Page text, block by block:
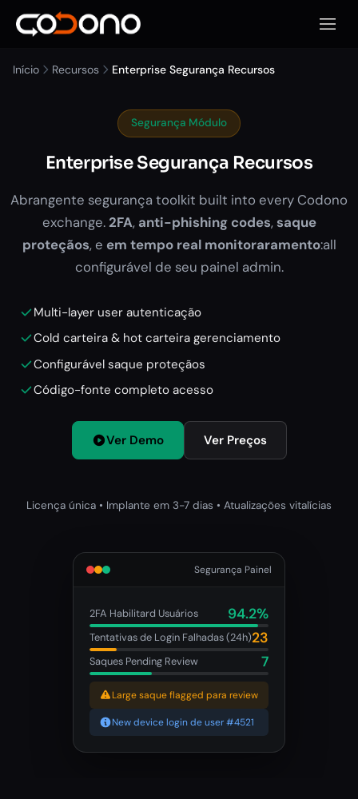
Abrir
Início Recursos Enterprise Segurança Recursos
Segurança Módulo
Enterprise Segurança Recursos
Abrangente segurança toolkit built into every Codono
exchange. 2FA, anti-phishing codes,saque
proteçãos, e em tempo real monitoraramento:all
configurável de seu painel admin.
Multi-layer user autenticação
Cold carteira & hot carteira gerenciamento
Configurável saque proteçãos
Código-fonte completo acesso
Ver Demo Ver Preços
Licença única • Implante em 3-7 dias • Atualizações vitalícias
Segurança Painel
2FA Habilitard Usuários 94.2%
Tentativas de Login Falhadas (24h)23
Saques Pending Review 7
Large saque flagged para review
New device login de user #4521